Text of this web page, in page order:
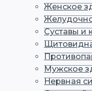
Женское
Суставы и
Мужское
Нервная